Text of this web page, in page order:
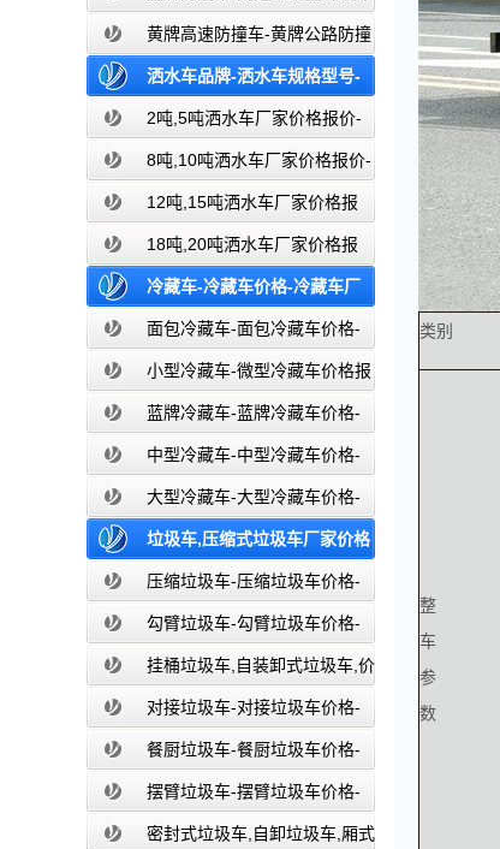
黄牌高速防撞车-黄牌公路防撞
缓冲车 洒水车品牌-洒水车规格型号-
洒水车图片大全-湖北盈通
2吨,5吨洒水车厂家价格报价-
东风湖北盈通8吨,10吨洒水车厂家价格报价-
东风湖北盈通12吨,15吨洒水车厂家价格报
价-东风湖北盈通
18吨,20吨洒水车厂家价格报
价-东风湖北盈通
冷藏车-冷藏车价格-冷藏车厂
家直销-湖北盈通
面包冷藏车-面包冷藏车价格-
面包冷藏车报价-面包冷藏车厂家直销-
湖北盈通
小型冷藏车-微型冷藏车价格报
价-小型微型冷藏车厂家-湖北盈通
蓝牌冷藏车-蓝牌冷藏车价格-
冷藏车报价-湖北盈通冷藏车厂家直销
中型冷藏车-中型冷藏车价格-
中型冷藏车报价-中型冷藏车厂家直销-
湖北盈通
大型冷藏车-大型冷藏车价格-
大型冷藏车报价-大型冷藏车厂家直销-
湖北盈通
垃圾车,压缩式垃圾车厂家价格
报价,湖北盈通压缩垃圾车-压缩垃圾车价格-
压缩式垃圾车报价-湖北盈通
勾臂垃圾车-勾臂垃圾车价格-
车厢可卸式垃圾车-湖北盈通
挂桶垃圾车,自装卸式垃圾车,价
格,报价-湖北盈通
对接垃圾车-对接垃圾车价格-
对接垃圾车报价-湖北盈通
餐厨垃圾车-餐厨垃圾车价格-
餐厨垃圾车报价-湖北盈通
摆臂垃圾车-摆臂垃圾车价格-
摆臂垃圾车报价-湖北盈通
密封式垃圾车,自卸垃圾车,厢式
类别
整
车
参
数